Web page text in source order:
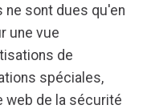
ne sont dues qu'en
une vue
de
spéciales,
web de la sécurité